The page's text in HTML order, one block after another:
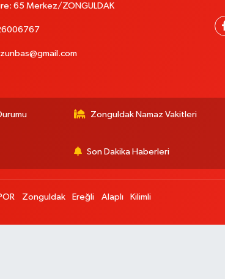
65 Merkez/ZONGULDAK
Zonguldak Namaz Vakitleri
Son Dakika Haberleri
Zonguldak Ereğli Alaplı Kilimli